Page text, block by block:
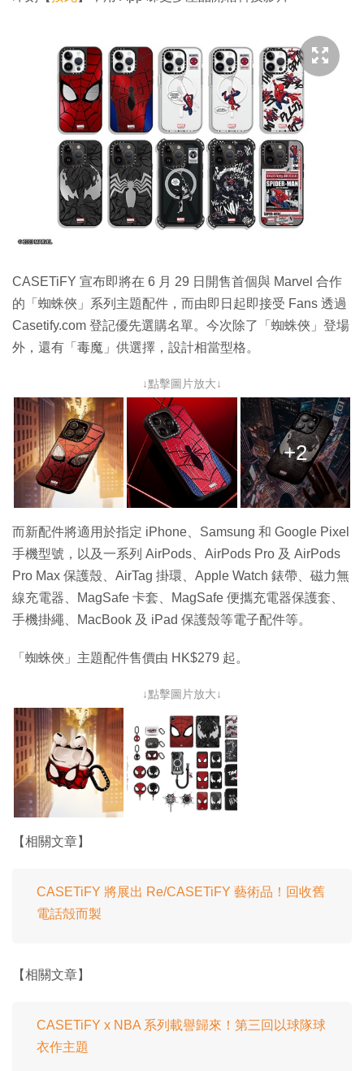
CASETiFY 宣布即將在 6 月 29 日開售首個與 Marvel 合作
的「蜘蛛俠」系列主題配件，而由即日起即接受 Fans 透過
Casetify.com 登記優先選購名單。今次除了「蜘蛛俠」登場
外，還有「毒魔」供選擇，設計相當型格。
↓點擊圖片放大↓
+2
而新配件將適用於指定 iPhone、Samsung 和 Google Pixel
手機型號，以及一系列 AirPods、AirPods Pro 及 AirPods
Pro Max 保護殼、AirTag 掛環、Apple Watch 錶帶、磁力無
線充電器、MagSafe 卡套、MagSafe 便攜充電器保護套、
手機掛繩、MacBook 及 iPad 保護殼等電子配件等。
「蜘蛛俠」主題配件售價由 HK$279 起。
↓點擊圖片放大↓
【相關文章】
CASETiFY 將展出 Re/CASETiFY 藝術品！回收舊
電話殻而製
【相關文章】
CASETiFY x NBA 系列載譽歸來！第三回以球隊球
衣作主題